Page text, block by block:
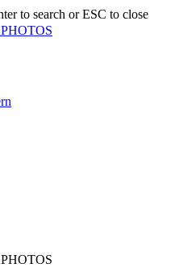
to search or ESC to close